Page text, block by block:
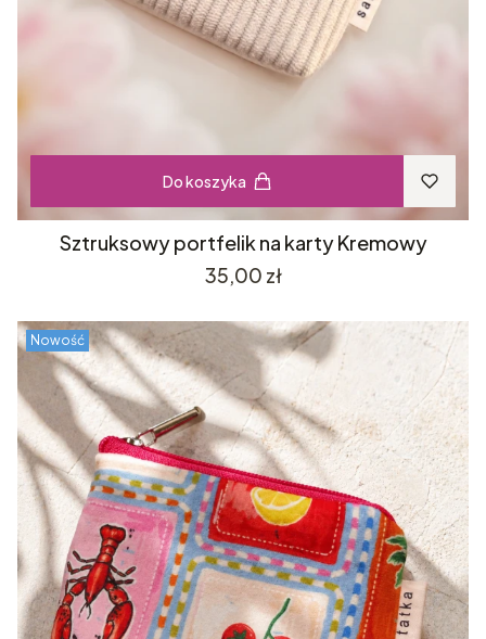
Do koszyka
Sztruksowy portfelik na karty Kremowy
Cena
35,00 zł
Nowość